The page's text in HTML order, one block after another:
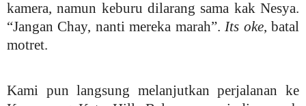
kamera, namun keburu dilarang sama kak Nesya.
“Jangan Chay, nanti mereka marah”. Its oke, batal
motret.
Kami pun langsung melanjutkan perjalanan ke